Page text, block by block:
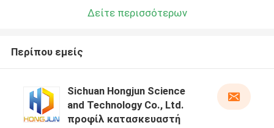
Δείτε περισσότερων
Περίπου εμείς
Sichuan Hongjun Science
and Technology Co., Ltd.
προφίλ κατασκευαστή